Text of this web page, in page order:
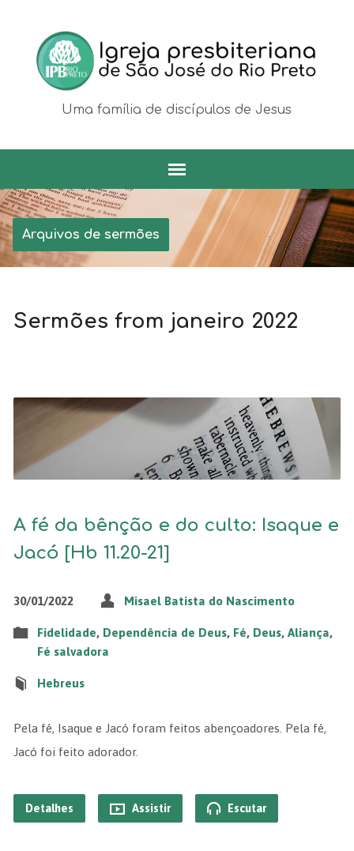
Uma família de discípulos de Jesus
Arquivos de sermões
Sermões from janeiro 2022
A fé da bênção e do culto: Isaque e
Jacó [Hb 11.20-21]
30/01/2022 Misael Batista do Nascimento
Fidelidade, Dependência de Deus, Fé, Deus, Aliança,
Fé salvadora
Hebreus
Pela fé, Isaque e Jacó foram feitos abençoadores. Pela fé,
Jacó foi feito adorador.
Detalhes Assistir Escutar